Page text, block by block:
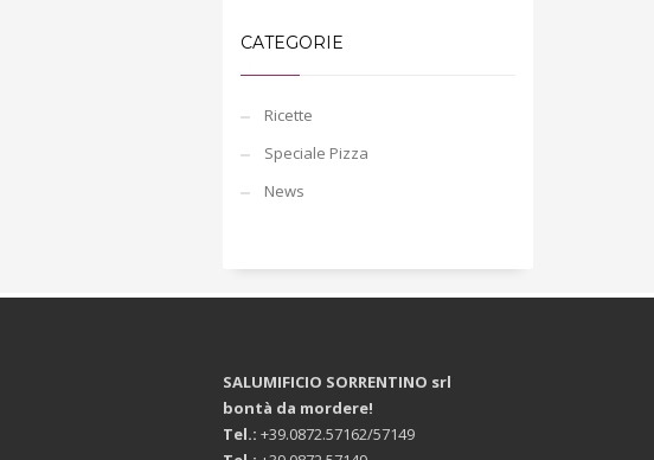
CATEGORIE
Ricette
Speciale Pizza
News
SALUMIFICIO SORRENTINO srl
bontà da mordere!
Tel.: +39.0872.57162/57149